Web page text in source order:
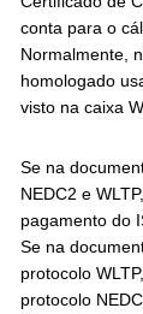
conta para o
Normalmente,
homologado
visto na caixa
Se na
NEDC2 e
pagamento do
Se na
protocolo
protocolo NEDC.